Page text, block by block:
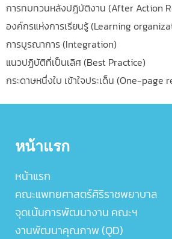
การทบทวนหลังปฎิบัติงาน (After Action
องค์กรแห่งการเรียนรู้ (Learning
การบูรณาการ (Integration)
แนวปฏิบัติที่เป็นเลิศ (Best Practice)
กระดาษหนึ่งใบ เข้าใจประเด็น (One-page
หน้าแรก
หน้าแรก
คณะแพทยศาสตร์ศิริราชพยาบาล
จุดเน้นการพัฒนางาน คณะฯ
งานพัฒนาคุณภาพ (QD)